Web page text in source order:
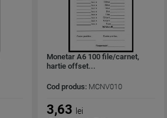
Monetar A6 100 file/carnet,
hartie offset...
Cod produs: MCNV010
3,63 lei